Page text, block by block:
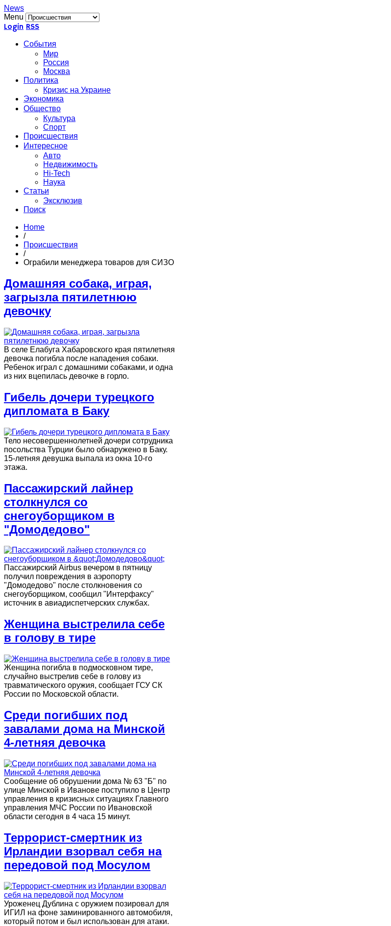
News
Menu
Login RSS
События
Мир
Россия
Москва
Политика
Кризис на Украине
Экономика
Общество
Культура
Спорт
Происшествия
Интересное
Авто
Недвижимость
Hi-Tech
Наука
Статьи
Эксклюзив
Поиск
Home
/
Происшествия
/
Ограбили менеджера товаров для СИЗО
Домашняя собака, играя,
загрызла пятилетнюю
девочку
В селе Елабуга Хабаровского края пятилетняя
девочка погибла после нападения собаки.
Ребенок играл с домашними собаками, и одна
из них вцепилась девочке в горло.
Гибель дочери турецкого
дипломата в Баку
Тело несовершеннолетней дочери сотрудника
посольства Турции было обнаружено в Баку.
15-летняя девушка выпала из окна 10-го
этажа.
Пассажирский лайнер
столкнулся со
снегоуборщиком в
"Домодедово"
Пассажирский Airbus вечером в пятницу
получил повреждения в аэропорту
"Домодедово" после столкновения со
снегоуборщиком, сообщил "Интерфаксу"
источник в авиадиспетчерских службах.
Женщина выстрелила себе
в голову в тире
Женщина погибла в подмосковном тире,
случайно выстрелив себе в голову из
травматического оружия, сообщает ГСУ СК
России по Московской области.
Среди погибших под
завалами дома на Минской
4-летняя девочка
Сообщение об обрушении дома № 63 "Б" по
улице Минской в Иванове поступило в Центр
управления в кризисных ситуациях Главного
управления МЧС России по Ивановской
области сегодня в 4 часа 15 минут.
Террорист-смертник из
Ирландии взорвал себя на
передовой под Мосулом
Уроженец Дублина с оружием позировал для
ИГИЛ на фоне заминированного автомобиля,
который потом и был использован для атаки.